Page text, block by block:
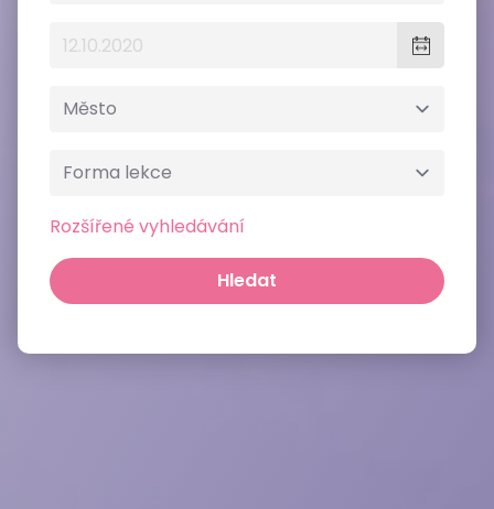
Rozšířené vyhledávání
Hledat